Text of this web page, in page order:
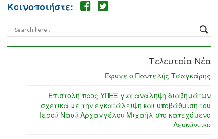
Κοινοποιήστε:
Τελευταία Νέα
Έφυγε ο Παντελής Τσαγκάρης
Επιστολή προς ΥΠΕΞ για ανάληψη διαβημάτων
σχετικά με την εγκατάλειψη και υποβάθμιση του
Ιερού Ναού Αρχαγγέλου Μιχαήλ στο κατεχόμενο
Λευκόνοικο